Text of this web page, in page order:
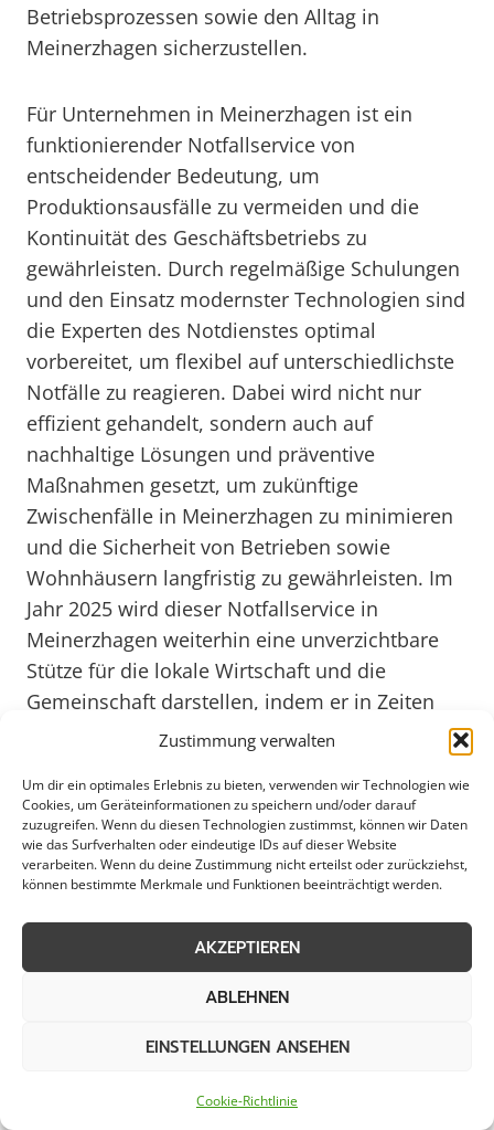
Zustimmung verwalten
Um dir ein optimales Erlebnis zu bieten, verwenden wir Technologien wie
Cookies, um Geräteinformationen zu speichern und/oder darauf
zuzugreifen. Wenn du diesen Technologien zustimmst, können wir Daten
wie das Surfverhalten oder eindeutige IDs auf dieser Website
verarbeiten. Wenn du deine Zustimmung nicht erteilst oder zurückziehst,
können bestimmte Merkmale und Funktionen beeinträchtigt werden.
AKZEPTIEREN
ABLEHNEN
EINSTELLUNGEN ANSEHEN
Cookie-Richtlinie
Betriebsprozessen sowie den Alltag in
Meinerzhagen sicherzustellen.
Für Unternehmen in Meinerzhagen ist ein
funktionierender Notfallservice von
entscheidender Bedeutung, um
Produktionsausfälle zu vermeiden und die
Kontinuität des Geschäftsbetriebs zu
gewährleisten. Durch regelmäßige Schulungen
und den Einsatz modernster Technologien sind
die Experten des Notdienstes optimal
vorbereitet, um flexibel auf unterschiedlichste
Notfälle zu reagieren. Dabei wird nicht nur
effizient gehandelt, sondern auch auf
nachhaltige Lösungen und präventive
Maßnahmen gesetzt, um zukünftige
Zwischenfälle in Meinerzhagen zu minimieren
und die Sicherheit von Betrieben sowie
Wohnhäusern langfristig zu gewährleisten. Im
Jahr 2025 wird dieser Notfallservice in
Meinerzhagen weiterhin eine unverzichtbare
Stütze für die lokale Wirtschaft und die
Gemeinschaft darstellen, indem er in Zeiten
der Krise schnelle und professionelle
Notfallservice: Hilfe in
Meinerzhagen
In Meinerzhagen bietet der Notfallservice
Egal ob ein Rohrbruch im Gewerbegebiet, eine